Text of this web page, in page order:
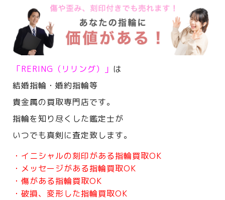
「RERING（リリング）」 は
結婚指輪・婚約指輪等
貴金属の買取専門店です。
指輪を知り尽くした鑑定士が
いつでも真剣に査定致します。
・イニシャルの刻印がある指輪買取OK
・メッセージがある指輪買取OK
・傷がある指輪買取OK
・破損、変形した指輪買取OK